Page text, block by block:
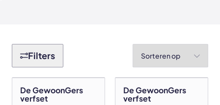
Sample sale
Accessoires
Stalen binnendeuren
Akoestische panelen
GewoonGers deuren outlet
Filters
De GewoonGers
verfset
De GewoonGers
verfset